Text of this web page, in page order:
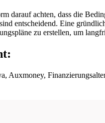
darauf achten, dass die
entscheidend. Eine
zu erstellen, um
Auxmoney,